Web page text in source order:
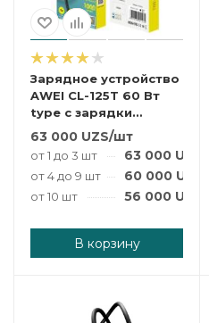
Зарядное устройство
AWEI CL-125T 60 Вт
type c зарядки
телефона Xiaomi
Laptop Usb Type c к
type c PD
63 000 UZS/шт
от 1 до 3 шт 63 000UZS
от 4 до 9 шт 60 000UZS
от 10 шт 56 000UZS
В корзину